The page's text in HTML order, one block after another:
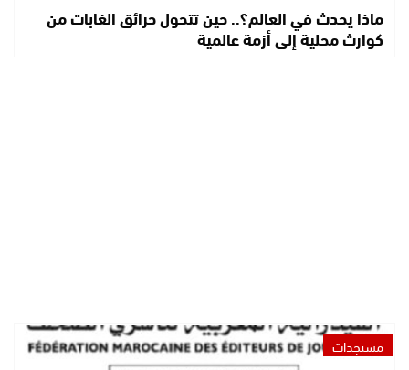
ماذا يحدث في العالم؟.. حين تتحول حرائق الغابات من
كوارث محلية إلى أزمة عالمية
مستجدات